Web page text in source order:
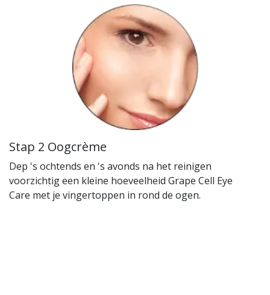
Stap 2 Oogcrème
Dep 's ochtends en 's avonds na het reinigen
voorzichtig een kleine hoeveelheid Grape Cell Eye
Care met je vingertoppen in rond de ogen.